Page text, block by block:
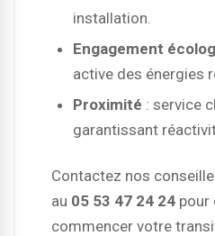
installation.
Engagement
active des énergies
Proximité : service
garantissant
Contactez nos
au 05 53 47 24 24 pour
commencer votre